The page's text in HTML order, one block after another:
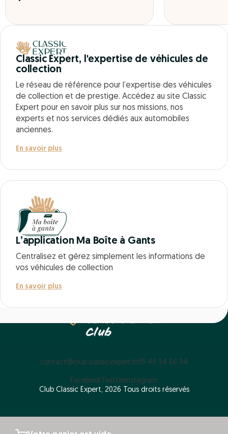
Classic Expert, l'expertise de véhicules de
collection
Le réseau de référence pour l’expertise des véhicules
de collection et de prestige. Accédez au site Classic
Expert pour en savoir plus sur nos missions, nos
experts et nos services dédiés aux automobiles
anciennes.
En savoir plus
L’application Ma Boîte à Gants
Centralisez et gérez simplement les informations de
vos véhicules de collection
En savoir plus
contact@club.classicexpert.fr05 49 34 66 94
Facebook TwitterInstagram
Club Classic Expert, 2026 Tous droits réservés